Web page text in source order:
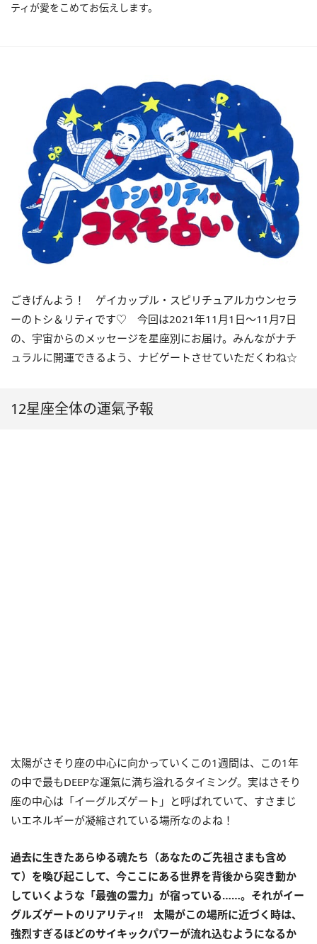
ティが愛をこめてお伝えします。
ごきげんよう！ ゲイカップル・スピリチュアルカウンセラ
ーのトシ＆リティです♡ 今回は2021年11 月1 日〜11 月7日
の、宇宙からのメッセージを星座別にお届け。みんながナチ
ュラルに開運できるよう、ナビゲートさせていただくわね☆
12星座全体の運氣予報
太陽がさそり座の中心に向かっていくこの1週間は、この1年
の中で最もDEEPな運氣に満ち溢れるタイミング。実はさそり
座の中心は「イーグルズゲート」と呼ばれていて、すさまじ
いエネルギーが凝縮されている場所なのよね！
過去に生きたあらゆる魂たち（あなたのご先祖さまも含め
て）を喚び起こして、今ここにある世界を背後から突き動か
していくような「最強の霊力」が宿っている……。それがイー
グルズゲートのリアリティ !! 太陽がこの場所に近づく時は、
強烈すぎるほどのサイキックパワーが流れ込むようになるか